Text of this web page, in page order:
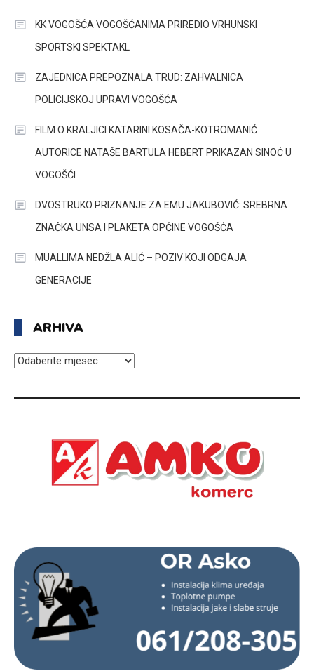
KK VOGOŠĆA VOGOŠĆANIMA PRIREDIO VRHUNSKI
SPORTSKI SPEKTAKL
ZAJEDNICA PREPOZNALA TRUD: ZAHVALNICA
POLICIJSKOJ UPRAVI VOGOŠĆA
FILM O KRALJICI KATARINI KOSAČA-KOTROMANIĆ
AUTORICE NATAŠE BARTULA HEBERT PRIKAZAN SINOĆ U
VOGOŠĆI
DVOSTRUKO PRIZNANJE ZA EMU JAKUBOVIĆ: SREBRNA
ZNAČKA UNSA I PLAKETA OPĆINE VOGOŠĆA
MUALLIMA NEDŽLA ALIĆ – POZIV KOJI ODGAJA
GENERACIJE
ARHIVA
ARHIVA